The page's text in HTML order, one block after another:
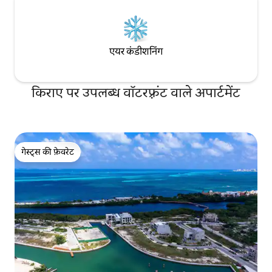
एयर कंडीशनिंग
किराए पर उपलब्ध वॉटरफ़्रंट वाले अपार्टमेंट
गेस्ट्स की फ़ेवरेट
गेस्ट्स की फ़ेवरेट